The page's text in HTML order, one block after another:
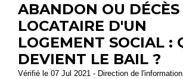
ABANDON OU DÉCÈS
LOCATAIRE D'UN
LOGEMENT SOCIAL :
DEVIENT LE BAIL ?
Vérifié le 07 Jul 2021 - Direction de